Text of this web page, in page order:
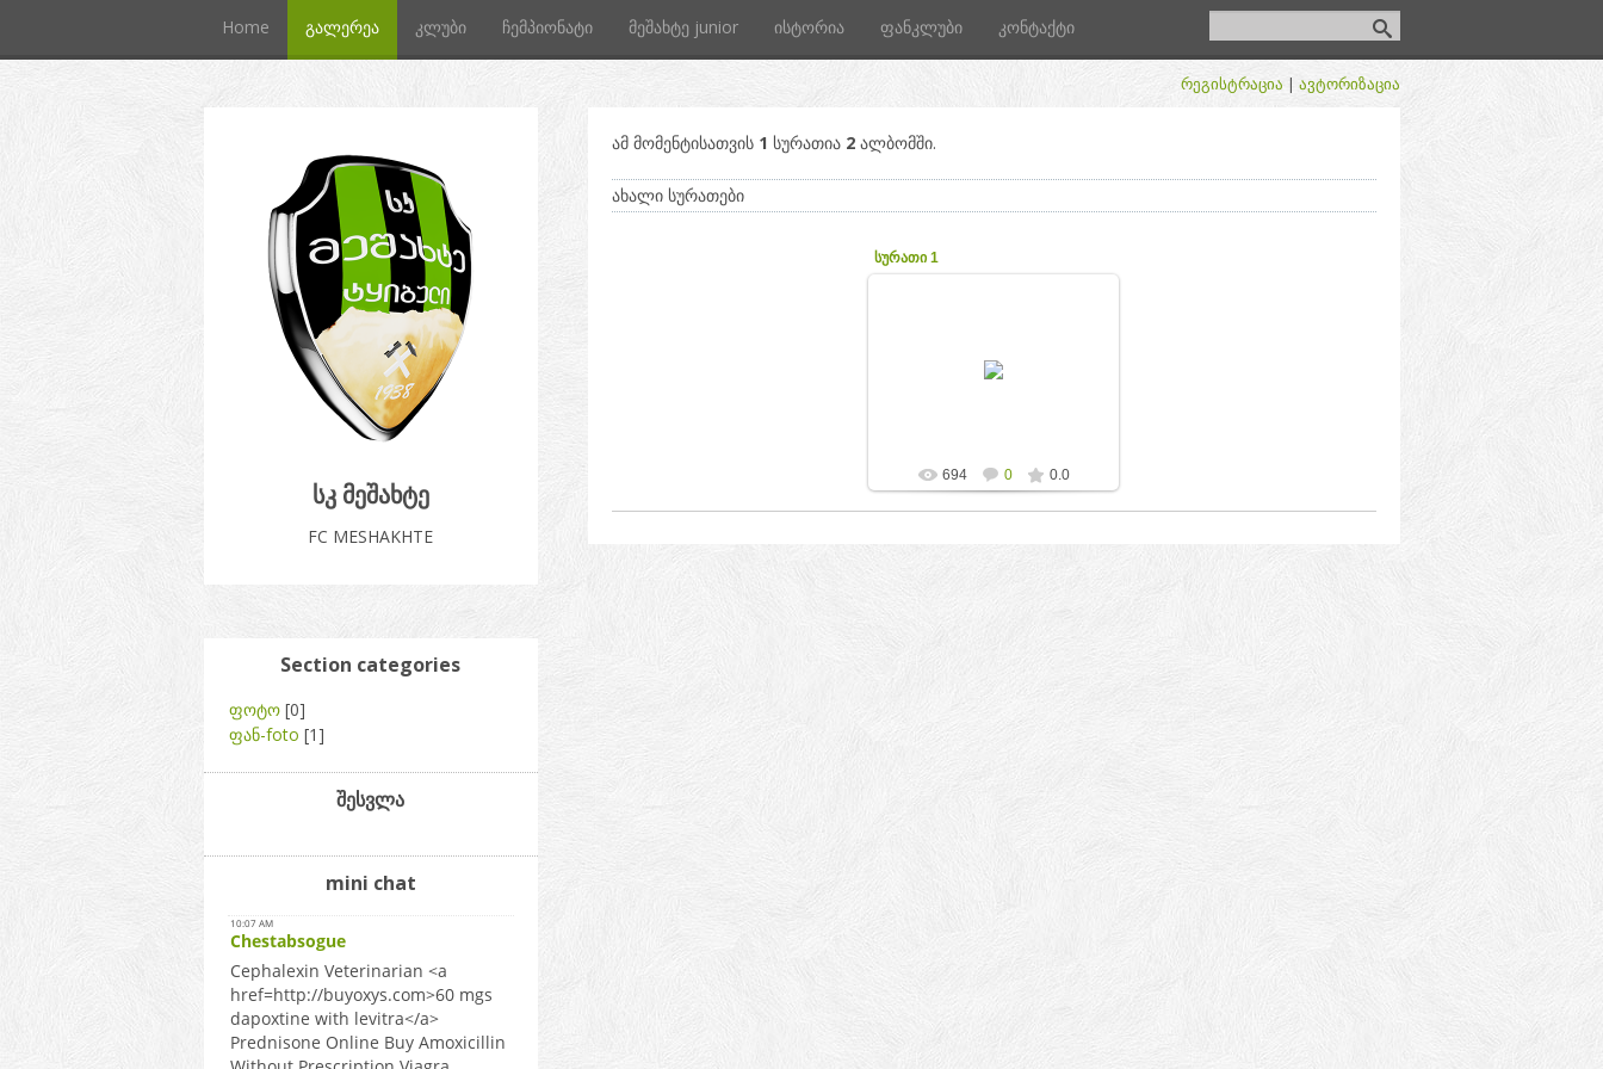
Home გალერეა კლუბი ჩემპიონატი მეშახტე junior ისტორია ფანკლუბი კონტაქტი
რეგისტრაცია | ავტორიზაცია
სკ მეშახტე
FC MESHAKHTE
ამ მომენტისათვის 1 სურათია 2ალბომში.
ახალი სურათები
სურათი 1
694 0 0.0
Section categories
ფოტო [0]
ფან-foto [1]
შესვლა
mini chat